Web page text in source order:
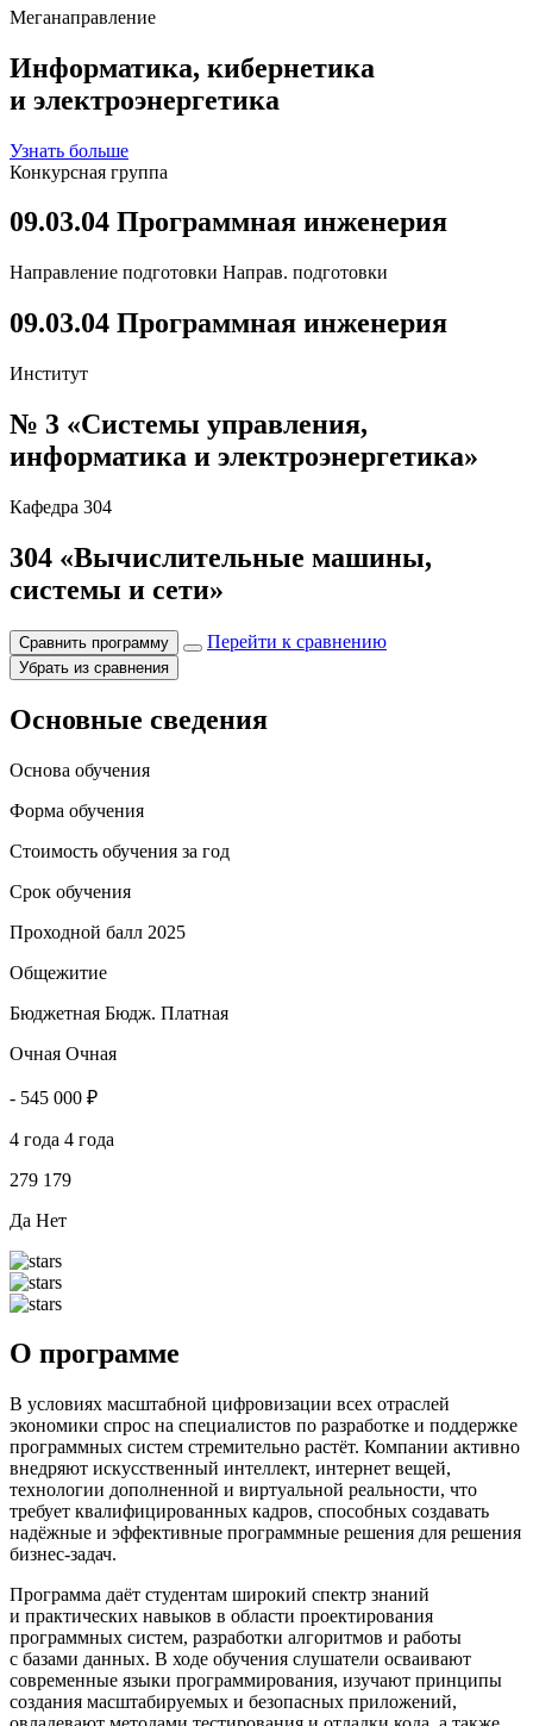
Меганаправление
Информатика, кибернетика
и электроэнергетика
Узнать больше
Конкурсная группа
09.03.04 Программная инженерия
Направление подготовки Направ. подготовки
09.03.04 Программная инженерия
Институт
№ 3 «Системы управления,
информатика и электроэнергетика»
Кафедра 304
304 «Вычислительные машины,
системы и сети»
Сравнить программу Перейти к сравнению
Убрать из сравнения
Основные сведения
Основа обучения
Форма обучения
Стоимость обучения за год
Срок обучения
Проходной балл 2025
Общежитие
Бюджетная Бюдж. Платная
Очная Очная
- 545 000 ₽
4 года 4 года
279 179
Да Нет
О программе
В условиях масштабной цифровизации всех отраслей
экономики спрос на специалистов по разработке и поддержке
программных систем стремительно растёт. Компании активно
внедряют искусственный интеллект, интернет вещей,
технологии дополненной и виртуальной реальности, что
требует квалифицированных кадров, способных создавать
надёжные и эффективные программные решения для решения
бизнес‑задач.
Программа даёт студентам широкий спектр знаний
и практических навыков в области проектирования
программных систем, разработки алгоритмов и работы
с базами данных. В ходе обучения слушатели осваивают
современные языки программирования, изучают принципы
создания масштабируемых и безопасных приложений,